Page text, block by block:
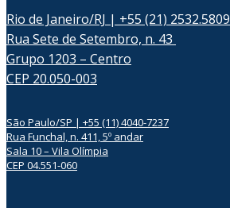
Rio de Janeiro/RJ | +55 (21) 2532.5809
Rua Sete de Setembro, n. 43
Grupo 1203 – Centro
CEP 20.050-003
São Paulo/SP | +55 (11) 4040-7237
Rua Funchal, n. 411, 5º andar
Sala 10 – Vila Olímpia
CEP 04.551-060